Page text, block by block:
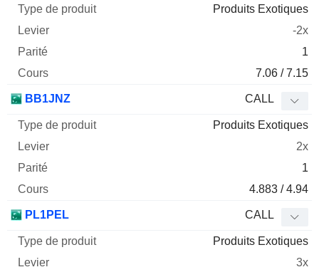
Produits Exotiques
-2x
1
7.06 / 7.15
BB1JNZ CALL
Produits Exotiques
2x
1
4.883 / 4.94
PL1PEL CALL
Produits Exotiques
3x